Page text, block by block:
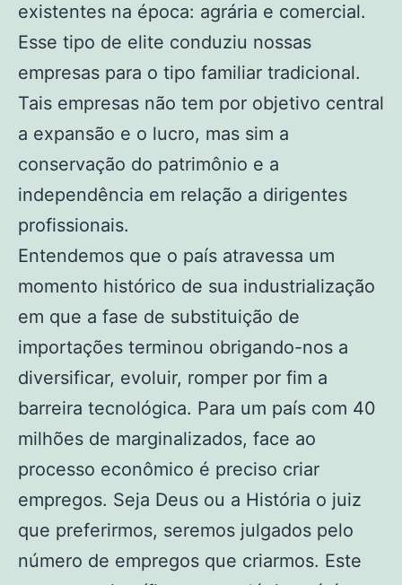
existentes na época: agrária e comercial.
Esse tipo de elite conduziu nossas
empresas para o tipo familiar tradicional.
Tais empresas não tem por objetivo central
a expansão e o lucro, mas sim a
conservação do patrimônio e a
independência em relação a dirigentes
profissionais.
Entendemos que o país atravessa um
momento histórico de sua industrialização
em que a fase de substituição de
importações terminou obrigando-nos a
diversificar, evoluir, romper por fim a
barreira tecnológica. Para um país com 40
milhões de marginalizados, face ao
processo econômico é preciso criar
empregos. Seja Deus ou a História o juiz
que preferirmos, seremos julgados pelo
número de empregos que criarmos. Este